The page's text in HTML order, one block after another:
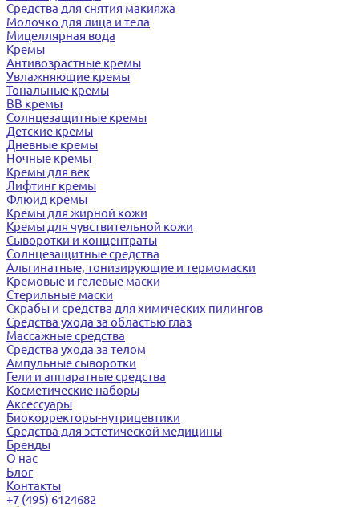
Средства для снятия макияжа
Молочко для лица и тела
Мицеллярная вода
Кремы
Антивозрастные кремы
Увлажняющие кремы
Тональные кремы
BB кремы
Солнцезащитные кремы
Детские кремы
Дневные кремы
Ночные кремы
Кремы для век
Лифтинг кремы
Флюид кремы
Кремы для жирной кожи
Кремы для чувствительной кожи
Сыворотки и концентраты
Солнцезащитные средства
Альгинатные, тонизирующие и термомаски
Кремовые и гелевые маски
Стерильные маски
Скрабы и средства для химических пилингов
Средства ухода за областью глаз
Массажные средства
Средства ухода за телом
Ампульные сыворотки
Гели и аппаратные средства
Косметические наборы
Аксессуары
Биокорректоры-нутрицевтики
Средства для эстетической медицины
Бренды
О нас
Блог
Контакты
+7 (495) 6124682